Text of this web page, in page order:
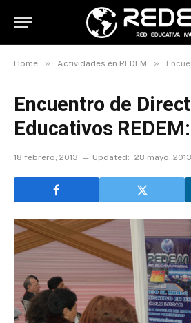
Home » Actividades en REDEM » Encuentro
Encuentro de
Educativos
18 febrero, 2013 Updated: 28 mayo, 2013